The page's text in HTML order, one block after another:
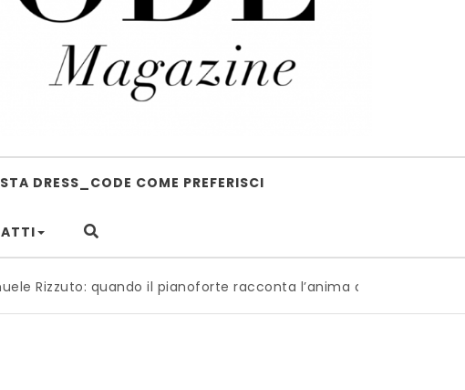
DRESS_CODE COME PREFERISCI
quando il pianoforte racconta l’anima dell’Italia |